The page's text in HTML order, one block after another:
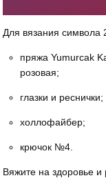
Для вязания символа
пряжа Yumurcak
розовая;
глазки и реснички;
холлофайбер;
крючок №4.
Вяжите на здоровье